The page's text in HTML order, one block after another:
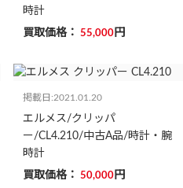
時計
買取価格： 55,000 円
掲載日:2021.01.20
エルメス/クリッパ
ー/CL4.210/中古A品/時計・腕
時計
買取価格： 50,000 円